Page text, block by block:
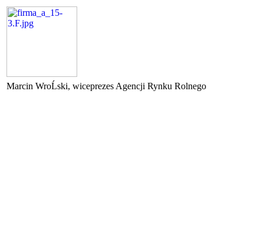
Marcin WroĹski, wiceprezes Agencji Rynku Rolnego